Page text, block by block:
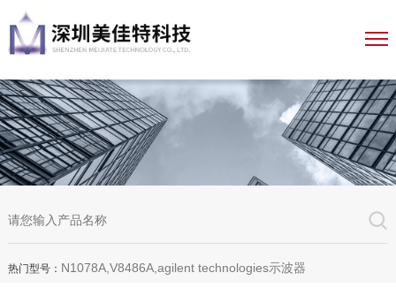
热门型号： N1078A,V8486A,agilent technologies示波器